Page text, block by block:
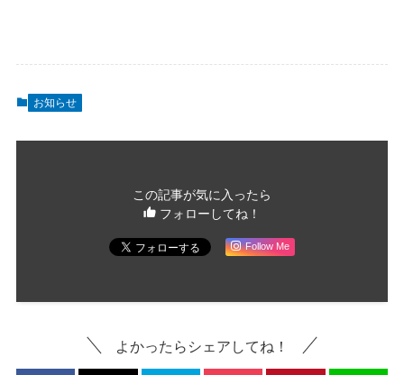
お知らせ
この記事が気に入ったら
フォローしてね！
Follow Me
よかったらシェアしてね！